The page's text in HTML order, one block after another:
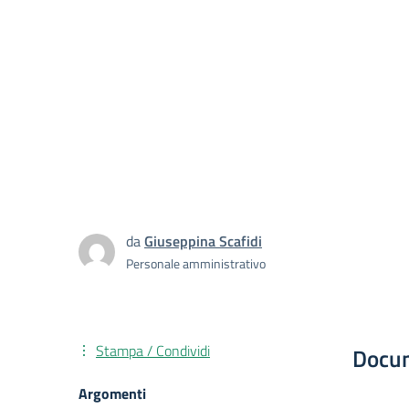
daGiuseppina Scafidi
Personale amministrativo
Stampa / Condividi
Argomenti